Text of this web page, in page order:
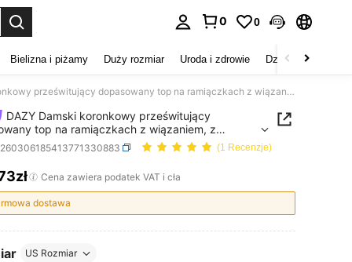
0 0
Bielizna i piżamy Duży rozmiar Uroda i zdrowie Dzieci
DAZY Damski koronkowy prześwitujący dopasowany top na ramiączkach z wiązaniem, z odkrytymi plecami i asymetrycznym ramieniem, casualowy, plażowy, golfowy, letni, pastelowy, do szkoły i na wyjścia
DAZY Damski koronkowy prześwitujący
top na ramiączkach z wiązaniem, z
plecami i asymetrycznym ramieniem,
plażowy, golfowy, letni, pastelowy, do
na wyjścia
(1 Recenzje)
AND AVAILABILITY
Cena zawiera podatek VAT i cła
dostawa
US Rozmiar